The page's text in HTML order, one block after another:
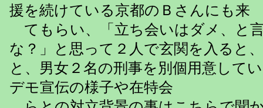
援を続けている京都のＢさんにも来
てもらい、「立ち会いはダメ、と
な？」と思って２人で玄関を入ると
と、男女２名の刑事を別個用意して
デモ宣伝の様子や在特会